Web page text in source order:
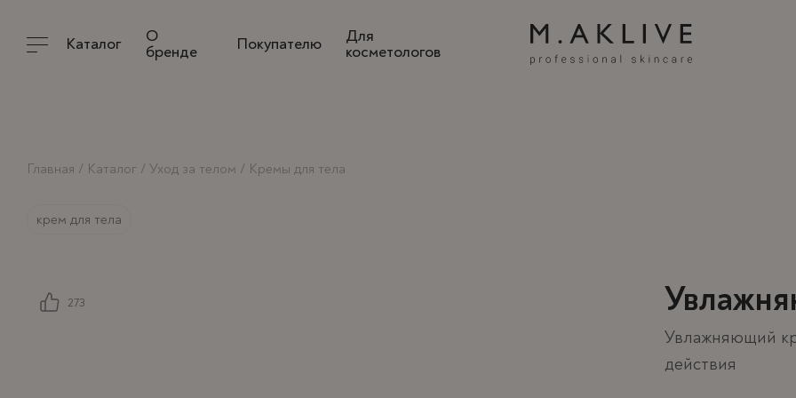
Каталог О
бренде Покупателю Для
косметологов
Условия сотрудничества
Доставка и оплата
Главная Каталог Уход за телом Кремы для тела
крем для тела
273
Увлажняющий
действия